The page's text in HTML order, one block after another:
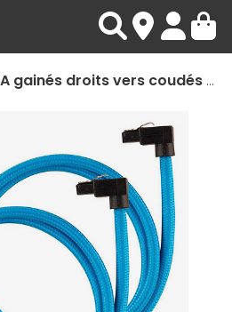
Câbles SATA gainés droits vers coudés (bleu) - 60 cm (lot de 2)